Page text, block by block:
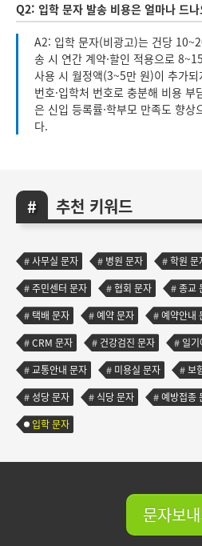
Q2: 입학 문자 발송 비용은 얼마나 드나
A2: 입학 문자(비광고)는 건당
송 시 연간 계약·할인 적용으로
사용 시 월정액(3~5만 원)이 추가
번호·입학처 번호로 충분해 비용
은 신입 등록률·학부모 만족도 향상
다.
추천 키워드
사무실 문자 병원 문자 학원 문
주민센터 문자
협회 문자 종교
택배 문자
예약 문자 예약안내
CRM 문자
건강검진 문자 일
교통안내 문자
미용실 문자 보
성당 문자
식당 문자 예방접종
입학 문자
문자보